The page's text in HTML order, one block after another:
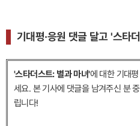
기대평·응원 댓글 달고 '스타
'스타더스트: 별과 마녀'에 대한 기대
세요. 본 기사에 댓글을 남겨주신 분
립니다!